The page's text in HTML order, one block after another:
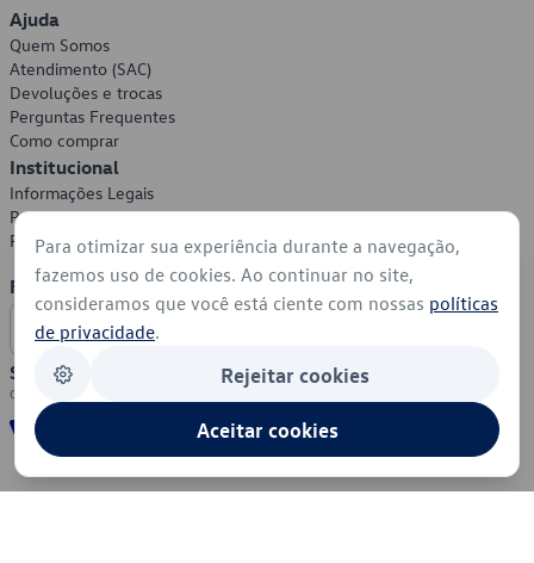
Ajuda
Quem Somos
Atendimento (SAC)
Devoluções e trocas
Perguntas Frequentes
Como comprar
Institucional
Informações Legais
Política de Privacidade
Política de Cookies
Formas de Pagamento
Segurança
Para otimizar sua experiência durante a navegação,
fazemos uso de cookies. Ao continuar no site,
consideramos que você está ciente com nossas políticas
de privacidade.
Rejeitar cookies
Aceitar cookies